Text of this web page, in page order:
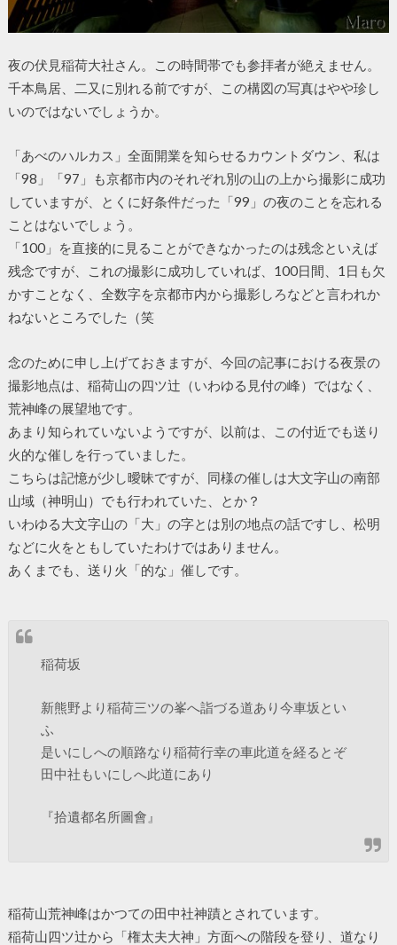
夜の伏見稲荷大社さん。この時間帯でも参拝者が絶えません。
千本鳥居、二又に別れる前ですが、この構図の写真はやや珍し
いのではないでしょうか。
「あべのハルカス」全面開業を知らせるカウントダウン、私は
「98」「97」も京都市内のそれぞれ別の山の上から撮影に成功
していますが、とくに好条件だった「99」の夜のことを忘れる
ことはないでしょう。
「100」を直接的に見ることができなかったのは残念といえば
残念ですが、これの撮影に成功していれば、100日間、1日も欠
かすことなく、全数字を京都市内から撮影しろなどと言われか
ねないところでした（笑
念のために申し上げておきますが、今回の記事における夜景の
撮影地点は、稲荷山の四ツ辻（いわゆる見付の峰）ではなく、
荒神峰の展望地です。
あまり知られていないようですが、以前は、この付近でも送り
火的な催しを行っていました。
こちらは記憶が少し曖昧ですが、同様の催しは大文字山の南部
山域（神明山）でも行われていた、とか？
いわゆる大文字山の「大」の字とは別の地点の話ですし、松明
などに火をともしていたわけではありません。
あくまでも、送り火「的な」催しです。
稲荷坂
新熊野より稲荷三ツの峯へ詣づる道あり今車坂とい
ふ
是いにしへの順路なり稲荷行幸の車此道を経るとぞ
田中社もいにしへ此道にあり
『拾遺都名所圖會』
稲荷山荒神峰はかつての田中社神蹟とされています。
稲荷山四ツ辻から「権太夫大神」方面への階段を登り、道なり